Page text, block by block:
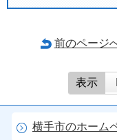
前のページ
表示
横手市のホーム